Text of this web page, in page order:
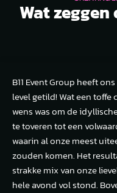
Wat
B11 Event Group heeft
level getild! Wat een toffe
wens was om de
te toveren tot een
waarin al onze meest
zouden komen. Het
strakke mix van onze
hele avond vol stond.